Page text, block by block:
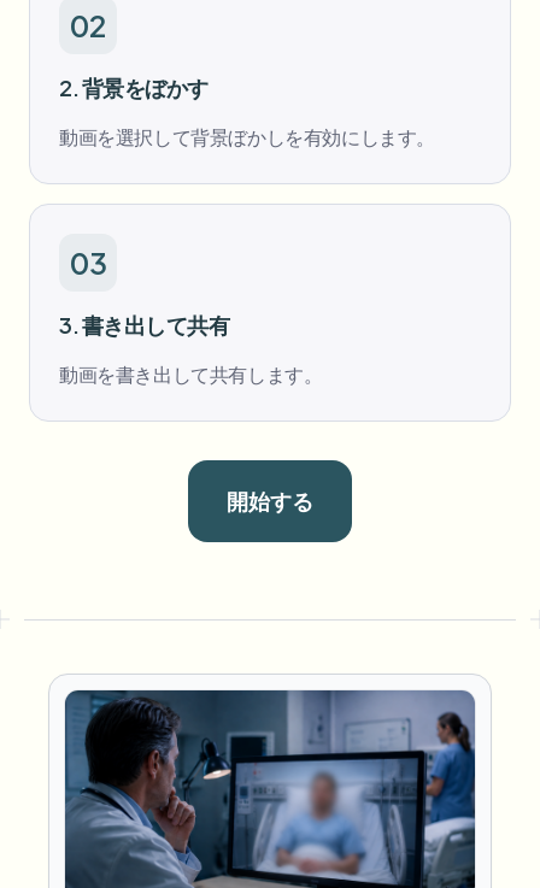
一括背景除去
02
2. 背景をぼかす
動画を選択して背景ぼかしを有効にします。
03
3. 書き出して共有
動画を書き出して共有します。
開始する